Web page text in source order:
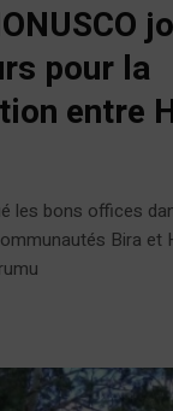
pour la
entre
les bons offices
Bira et